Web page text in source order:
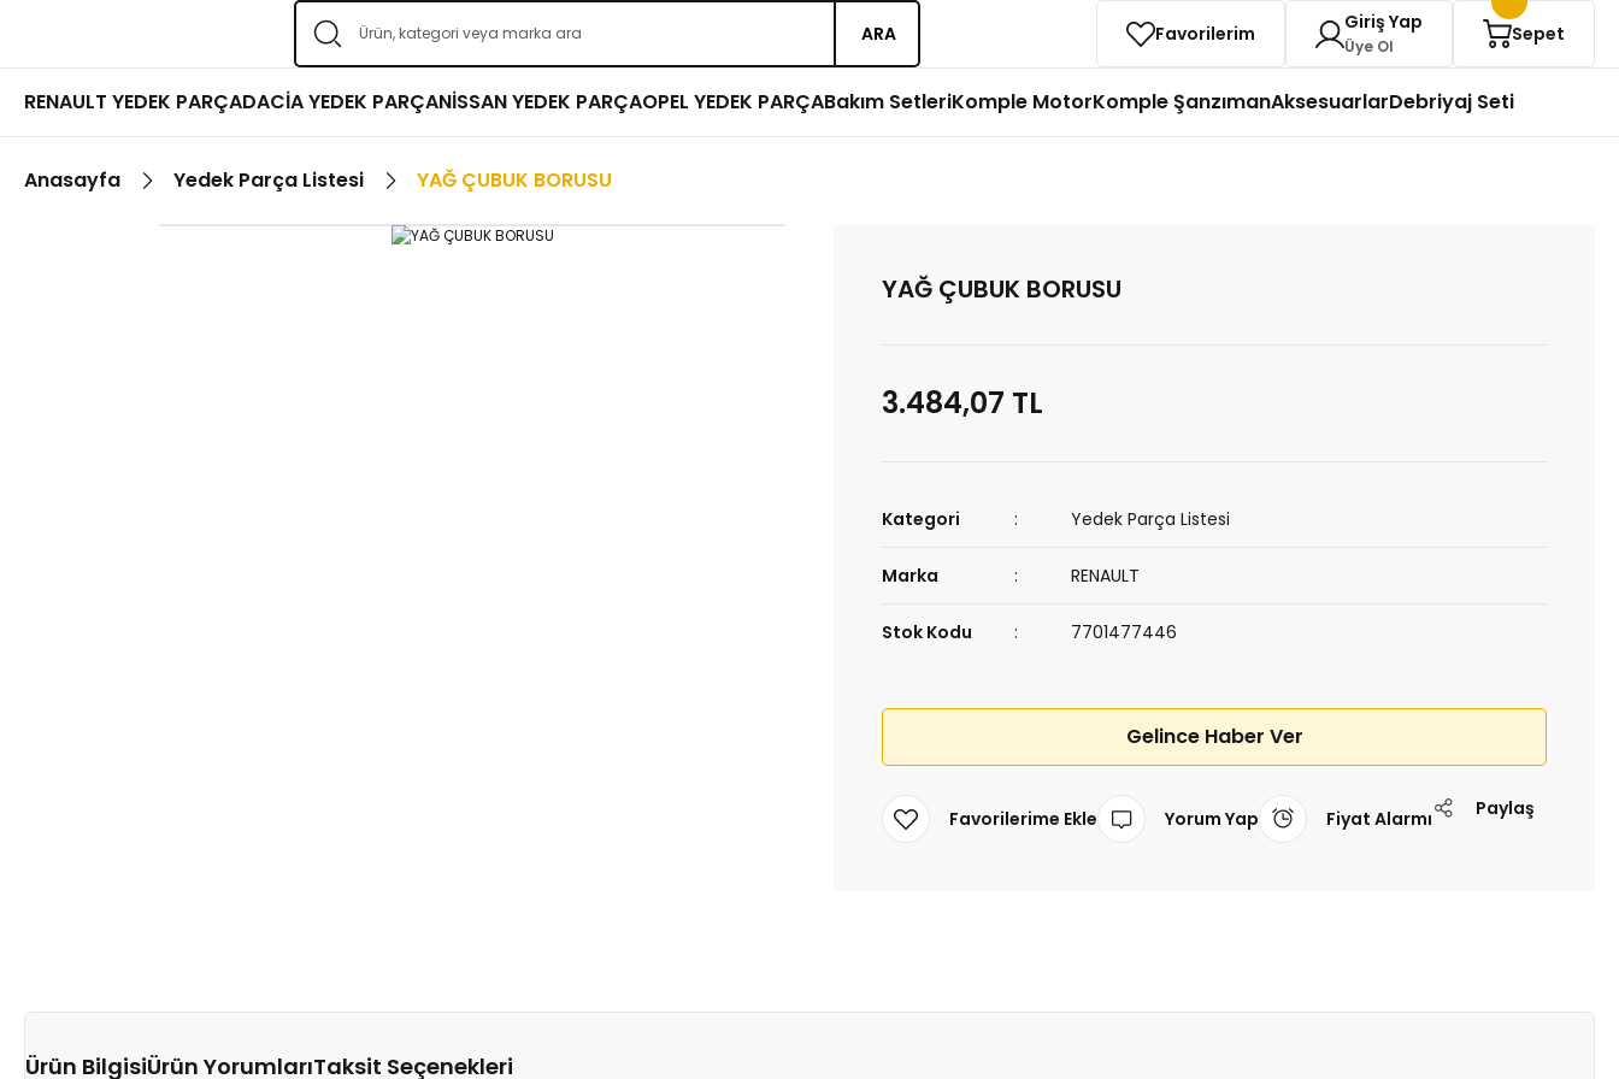
ARA Favorilerim Giriş Yap
Üye Ol
Sepet
RENAULT YEDEK PARÇADACİA YEDEK PARÇANİSSAN YEDEK PARÇAOPEL YEDEK PARÇABakım SetleriKomple MotorKomple ŞanzımanAksesuarlarDebriyaj Seti
Anasayfa Yedek Parça Listesi YAĞ ÇUBUK BORUSU
YAĞ ÇUBUK BORUSU
3.484,07 TL
Kategori Yedek Parça Listesi
Marka RENAULT
Stok Kodu 7701477446
Gelince Haber Ver
Yorum Yap Fiyat Alarmı Paylaş
Ürün BilgisiÜrün YorumlarıTaksit Seçenekleri